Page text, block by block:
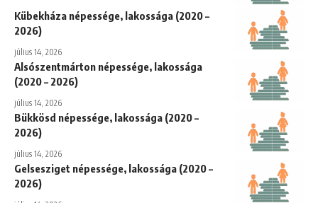
Kübekháza népessége, lakossága (2020 –
2026)
július 14, 2026
Alsószentmárton népessége, lakossága
(2020 – 2026)
július 14, 2026
Bükkösd népessége, lakossága (2020 –
2026)
július 14, 2026
Gelsesziget népessége, lakossága (2020 –
2026)